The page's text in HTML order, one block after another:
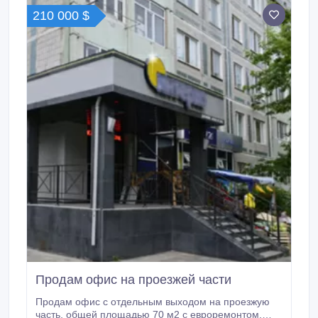
210 000 $
Продам офис на проезжей части
Продам офис с отдельным выходом на проезжую
часть, общей площадью 70 м2 с евроремонтом,